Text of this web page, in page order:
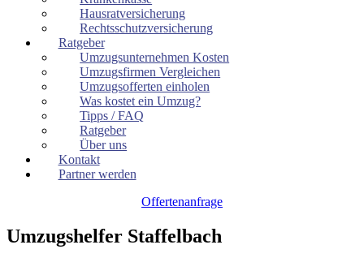
Hausratversicherung
Rechtsschutzversicherung
Ratgeber
Umzugsunternehmen Kosten
Umzugsfirmen Vergleichen
Umzugsofferten einholen
Was kostet ein Umzug?
Tipps / FAQ
Ratgeber
Über uns
Kontakt
Partner werden
Offertenanfrage
Umzugshelfer Staffelbach